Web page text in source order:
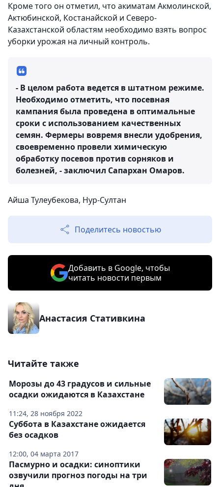
Кроме того он отметил, что акиматам Акмолинской,
Актюбинской, Костанайской и Северо-
Казахстанской областям необходимо взять вопрос
уборки урожая на личный контроль.
- В целом работа ведется в штатном режиме.
Необходимо отметить, что посевная
кампания была проведена в оптимальные
сроки с использованием качественных
семян. Фермеры вовремя внесли удобрения,
своевременно провели химическую
обработку посевов против сорняков и
болезней, - заключил Сапархан Омаров.
Айша Тулеубекова, Нур-Султан
Поделитесь новостью
Добавить в Google, чтобы
читать новости первым
Анастасия Стативкина
Читайте также
11:24, 28 ноября 2022
Морозы до 43 градусов и сильные
осадки ожидаются в Казахстане
12:00, 04 марта 2017
Суббота в Казахстане ожидается
без осадков
Пасмурно и осадки: синоптики
озвучили прогноз погоды на три